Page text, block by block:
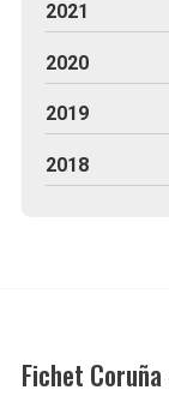
2021
2020
2019
2018
Fichet